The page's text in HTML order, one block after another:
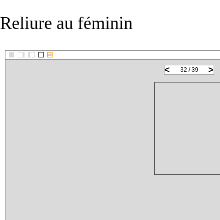
Reliure au féminin
::>
< >
32 / 39